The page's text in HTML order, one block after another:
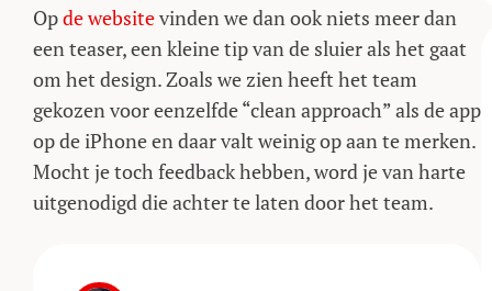
Opde websitevinden we dan ook niets meer dan
een teaser, een kleine tip van de sluier als het gaat
om het design. Zoals we zien heeft het team
gekozen voor eenzelfde “clean approach” als de app
op de iPhone en daar valt weinig op aan te merken.
Mocht je toch feedback hebben, word je van harte
uitgenodigd die achter te laten door het team.